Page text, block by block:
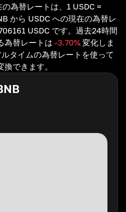
為替レートは、1 USDC =
から USDC への現在の為替レ
USDC です。過去24時間
為替レートは -3.70% 変化しま
タイムの為替レートを使って
できます。